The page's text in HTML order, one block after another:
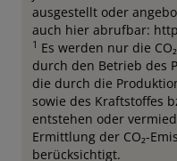
ausgestellt oder
auch hier abrufbar:
1 Es werden nur die
durch den Betrieb des
die durch die
sowie des Kraftstoffes
entstehen oder
Ermittlung der CO₂-
berücksichtigt.